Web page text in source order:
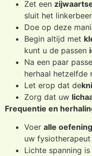
Zet een
sluit het
Doe op deze
Begin altijd met
kunt u de passen
Na een paar
herhaal hetzelfde
Let erop dat de
Zorg dat uw
Frequentie en
Voer alle
uw
Lichte spanning